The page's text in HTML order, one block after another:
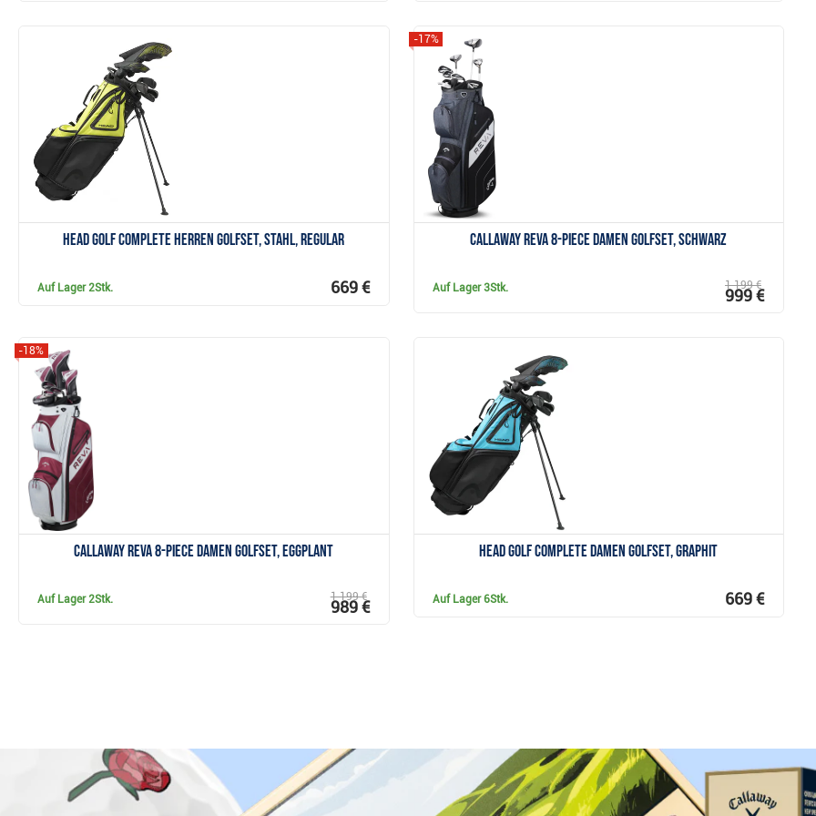
Head Golf Complete Herren Golfset, Stahl, Regular
Auf Lager 2Stk. 669 €
Callaway REVA 8-Piece Damen Golfset, schwarz
-17%
Auf Lager3Stk. 1 199 €
999 €
Callaway REVA 8-Piece Damen Golfset, eggplant
-18%
Auf Lager 2Stk. 1 199 €
989 €
Head Golf Complete Damen Golfset, Graphit
Auf Lager6Stk. 669 €